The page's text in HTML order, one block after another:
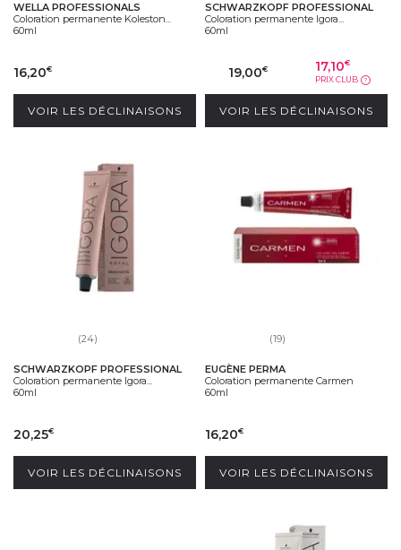
WELLA PROFESSIONALS
Coloration permanente Koleston...
60ml
16,20€
VOIR LES DÉCLINAISONS
SCHWARZKOPF PROFESSIONAL
Coloration permanente Igora...
60ml
19,00€ 17,10€
PRIX CLUB ?
VOIR LES DÉCLINAISONS
(24)
SCHWARZKOPF PROFESSIONAL
Coloration permanente Igora...
60ml
20,25€
VOIR LES DÉCLINAISONS
(19)
EUGÈNE PERMA
Coloration permanente Carmen
60ml
16,20€
VOIR LES DÉCLINAISONS